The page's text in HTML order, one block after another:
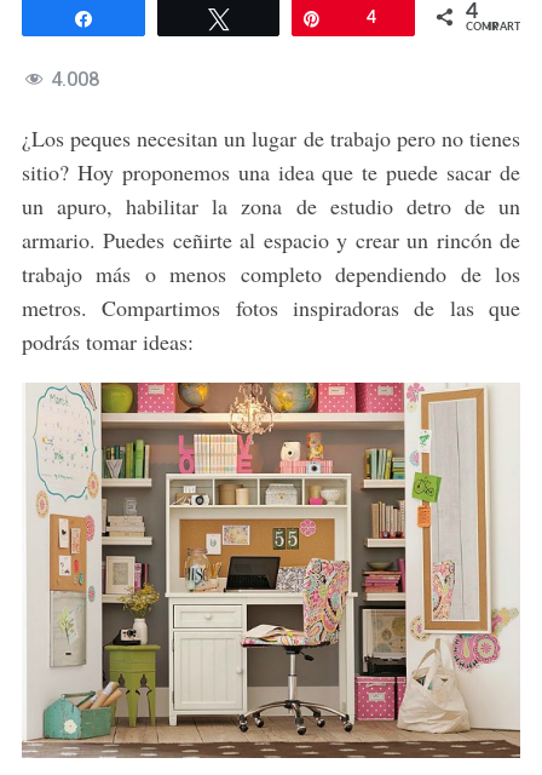
Twittear 4 4
COMPARTIR
4.008
¿Los peques necesitan un lugar de trabajo pero no tienes
sitio? Hoy proponemos una idea que te puede sacar de
un apuro, habilitar la zona de estudio detro de un
armario. Puedes ceñirte al espacio y crear un rincón de
trabajo más o menos completo dependiendo de los
metros. Compartimos fotos inspiradoras de las que
podrás tomar ideas: